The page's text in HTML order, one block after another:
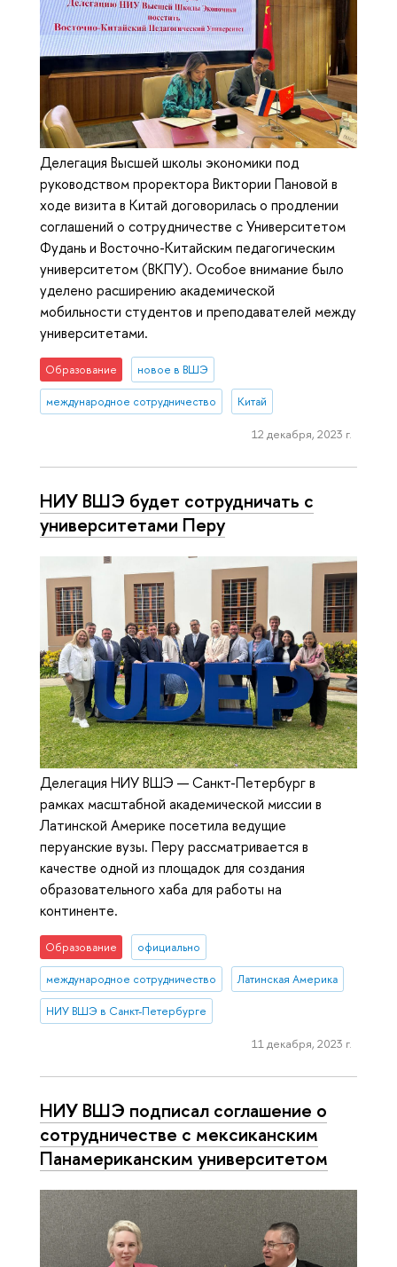
Делегация Высшей школы экономики под
руководством проректора Виктории Пановой в
ходе визита в Китай договорилась о продлении
соглашений о сотрудничестве с Университетом
Фудань и Восточно-Китайским педагогическим
университетом (ВКПУ). Особое внимание было
уделено расширению академической
мобильности студентов и преподавателей между
университетами.
Образование новое в ВШЭ
международное сотрудничество Китай
12 декабря, 2023 г.
НИУ ВШЭ будет сотрудничать с
университетами Перу
Делегация НИУ ВШЭ — Санкт-Петербург в
рамках масштабной академической миссии в
Латинской Америке посетила ведущие
перуанские вузы. Перу рассматривается в
качестве одной из площадок для создания
образовательного хаба для работы на
континенте.
Образование официально
международное сотрудничество Латинская Америка
НИУ ВШЭ в Санкт-Петербурге
11 декабря, 2023 г.
НИУ ВШЭ подписал соглашение о
сотрудничестве с мексиканским
Панамериканским университетом